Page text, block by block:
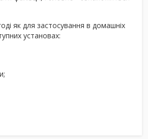
як для застосування в домашніх
установах: